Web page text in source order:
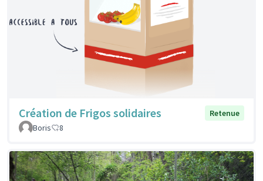
Création de Frigos solidaires
Retenue
Boris
8